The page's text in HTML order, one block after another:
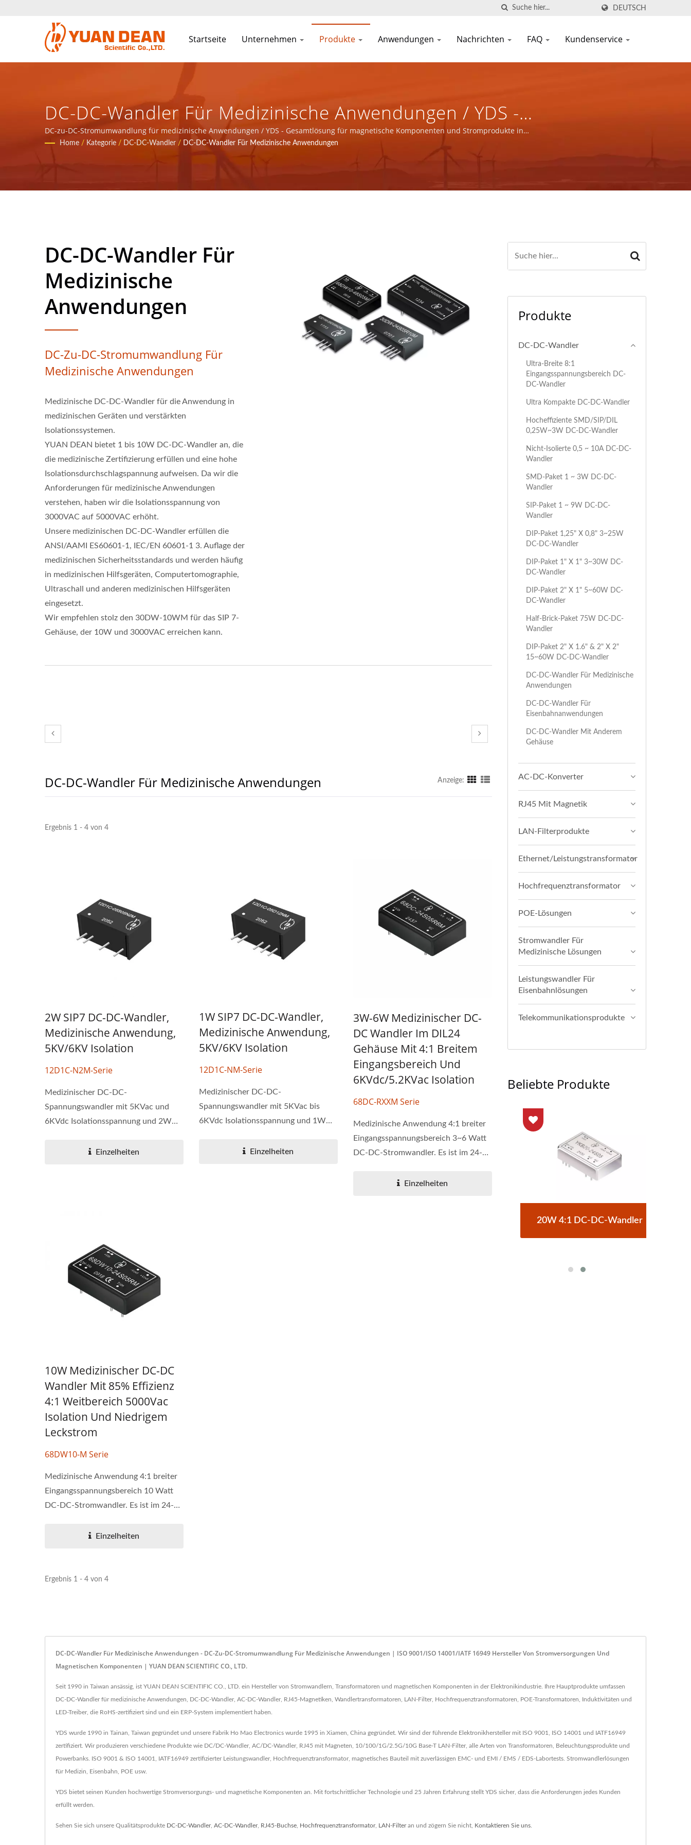
DEUTSCH
Startseite Unternehmen Produkte Anwendungen Nachrichten FAQ Kundenservice
DC-DC-Wandler Für Medizinische Anwendungen / YDS -
Gesamtlösung Für Magnetische Komponenten Und Stromprodukte In
Kommunikationsnetzwerkanwendungen Bereitstellen.
DC-zu-DC-Stromumwandlung für medizinische Anwendungen / YDS - Gesamtlösung für magnetische Komponenten und Stromprodukte in
Kommunikationsnetzwerkanwendungen bereitstellen.
Home / Kategorie / DC-DC-Wandler / DC-DC-Wandler Für Medizinische Anwendungen
DC-DC-Wandler Für
Medizinische
Anwendungen
DC-Zu-DC-Stromumwandlung Für
Medizinische Anwendungen
Medizinische DC-DC-Wandler für die Anwendung in
medizinischen Geräten und verstärkten
Isolationssystemen.
YUAN DEAN bietet 1 bis 10W DC-DC-Wandler an, die
die medizinische Zertifizierung erfüllen und eine hohe
Isolationsdurchschlagspannung aufweisen. Da wir die
Anforderungen für medizinische Anwendungen
verstehen, haben wir die Isolationsspannung von
3000VAC auf 5000VAC erhöht.
Unsere medizinischen DC-DC-Wandler erfüllen die
ANSI/AAMI ES60601-1, IEC/EN 60601-1 3. Auflage der
medizinischen Sicherheitsstandards und werden häufig
in medizinischen Hilfsgeräten, Computertomographie,
Ultraschall und anderen medizinischen Hilfsgeräten
eingesetzt.
Wir empfehlen stolz den 30DW-10WM für das SIP 7-
Gehäuse, der 10W und 3000VAC erreichen kann.
DC-DC-Wandler Für Medizinische Anwendungen Anzeige:
Ergebnis 1 - 4 von 4
2W SIP7 DC-DC-Wandler,
Medizinische Anwendung,
5KV/6KV Isolation
12D1C-N2M-Serie
Medizinischer DC-DC-
Spannungswandler mit 5KVac und
6KVdc Isolationsspannung und 2W
Einzelheiten
1W SIP7 DC-DC-Wandler,
Medizinische Anwendung,
5KV/6KV Isolation
12D1C-NM-Serie
Medizinischer DC-DC-
Spannungswandler mit 5KVac bis
6KVdc Isolationsspannung und 1W
Einzelheiten
3W-6W Medizinischer DC-
DC Wandler Im DIL24
Gehäuse Mit 4:1 Breitem
Eingangsbereich Und
6KVdc/5.2KVac Isolation
68DC-RXXM Serie
Medizinische Anwendung 4:1 breiter
Eingangsspannungsbereich 3~6 Watt
DC-DC-Stromwandler. Es ist im 24-
Einzelheiten
10W Medizinischer DC-DC
Wandler Mit 85% Effizienz
4:1 Weitbereich 5000Vac
Isolation Und Niedrigem
Leckstrom
68DW10-M Serie
Medizinische Anwendung 4:1 breiter
Eingangsspannungsbereich 10 Watt
DC-DC-Stromwandler. Es ist im 24-
Einzelheiten
Ergebnis 1 - 4 von 4
Produkte
DC-DC-Wandler
Ultra-Breite 8:1
Eingangsspannungsbereich DC-
DC-Wandler
Ultra Kompakte DC-DC-Wandler
Hocheffiziente SMD/SIP/DIL
0,25W~3W DC-DC-Wandler
Nicht-Isolierte 0,5 ~ 10A DC-DC-
Wandler
SMD-Paket 1 ~ 3W DC-DC-
Wandler
SIP-Paket 1 ~ 9W DC-DC-
Wandler
DIP-Paket 1,25" X 0,8" 3~25W
DC-DC-Wandler
DIP-Paket 1" X 1" 3~30W DC-
DC-Wandler
DIP-Paket 2" X 1" 5~60W DC-
DC-Wandler
Half-Brick-Paket 75W DC-DC-
Wandler
DIP-Paket 2" X 1.6" & 2" X 2"
15~60W DC-DC-Wandler
DC-DC-Wandler Für Medizinische
Anwendungen
DC-DC-Wandler Für
Eisenbahnanwendungen
DC-DC-Wandler Mit Anderem
Gehäuse
AC-DC-Konverter
RJ45 Mit Magnetik
LAN-Filterprodukte
Ethernet/Leistungstransformator
Hochfrequenztransformator
POE-Lösungen
Stromwandler Für
Medizinische Lösungen
Leistungswandler Für
Eisenbahnlösungen
Telekommunikationsprodukte
Beliebte Produkte
20W 4:1 DC-DC-Wandler
DC-DC-Wandler Für Medizinische Anwendungen - DC-Zu-DC-Stromumwandlung Für Medizinische Anwendungen | ISO 9001/ISO 14001/IATF 16949 Hersteller Von Stromversorgungen Und
Magnetischen Komponenten | YUAN DEAN SCIENTIFIC CO., LTD.
Seit 1990 in Taiwan ansässig, ist YUAN DEAN SCIENTIFIC CO., LTD. ein Hersteller von Stromwandlern, Transformatoren und magnetischen Komponenten in der Elektronikindustrie. Ihre Hauptprodukte umfassen
DC-DC-Wandler für medizinische Anwendungen, DC-DC-Wandler, AC-DC-Wandler, RJ45-Magnetiken, Wandlertransformatoren, LAN-Filter, Hochfrequenztransformatoren, POE-Transformatoren, Induktivitäten und
LED-Treiber, die RoHS-zertifiziert sind und ein ERP-System implementiert haben.
YDS wurde 1990 in Tainan, Taiwan gegründet und unsere Fabrik Ho Mao Electronics wurde 1995 in Xiamen, China gegründet. Wir sind der führende Elektronikhersteller mit ISO 9001, ISO 14001 und IATF16949
zertifiziert. Wir produzieren verschiedene Produkte wie DC/DC-Wandler, AC/DC-Wandler, RJ45 mit Magneten, 10/100/1G/2.5G/10G Base-T LAN-Filter, alle Arten von Transformatoren, Beleuchtungsprodukte und
Powerbanks. ISO 9001 & ISO 14001, IATF16949 zertifizierter Leistungswandler, Hochfrequenztransformator, magnetisches Bauteil mit zuverlässigen EMC- und EMI / EMS / EDS-Labortests. Stromwandlerlösungen
für Medizin, Eisenbahn, POE usw.
YDS bietet seinen Kunden hochwertige Stromversorgungs- und magnetische Komponenten an. Mit fortschrittlicher Technologie und 25 Jahren Erfahrung stellt YDS sicher, dass die Anforderungen jedes Kunden
erfüllt werden.
Sehen Sie sich unsere Qualitätsprodukte DC-DC-Wandler, AC-DC-Wandler, RJ45-Buchse Hochfrequenztransformator, LAN-Filteran und zögern Sie nicht, Kontaktieren Sie uns